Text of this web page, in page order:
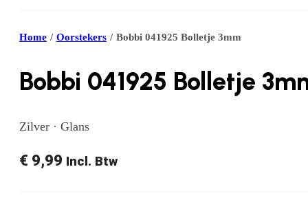
Home / Oorstekers / Bobbi 041925 Bolletje 3mm
Bobbi 041925 Bolletje
Zilver · Glans
€ 9,99 Incl. Btw